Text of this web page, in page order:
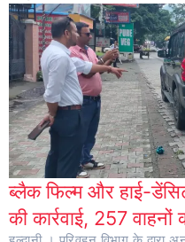
ब्लैक फिल्म और हाई-
की कार्रवाई, 257